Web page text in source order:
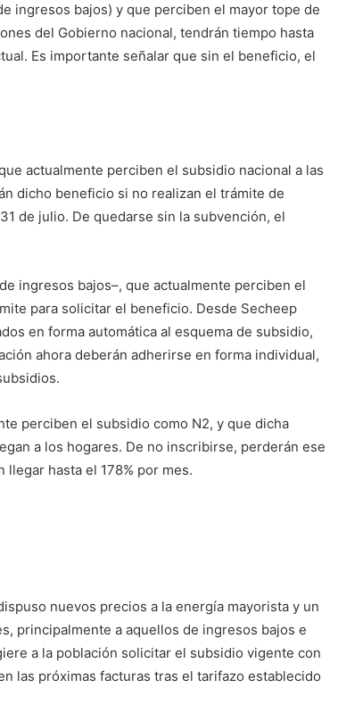
ingresos bajos) y que perciben el mayor tope de
del Gobierno nacional, tendrán tiempo hasta
Es importante señalar que sin el beneficio, el
actualmente perciben el subsidio nacional a las
dicho beneficio si no realizan el trámite de
de julio. De quedarse sin la subvención, el
ingresos bajos–, que actualmente perciben el
para solicitar el beneficio. Desde Secheep
en forma automática al esquema de subsidio,
ahora deberán adherirse en forma individual,
perciben el subsidio como N2, y que dicha
a los hogares. De no inscribirse, perderán ese
hasta el 178% por mes.
nuevos precios a la energía mayorista y un
principalmente a aquellos de ingresos bajos e
a la población solicitar el subsidio vigente con
las próximas facturas tras el tarifazo establecido